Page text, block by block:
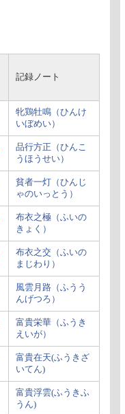
記録ノート
牝鶏牡鳴（ひんけ
いぼめい）
品行方正（ひんこ
うほうせい）
貧者一灯（ひんじ
ゃのいっとう）
布衣之極（ふいの
きょく）
布衣之交（ふいの
まじわり）
風雲月路（ふうう
んげつろ）
富貴栄華（ふうき
えいが）
富貴在天(ふうきざ
いてん)
富貴浮雲(ふうきふ
うん)